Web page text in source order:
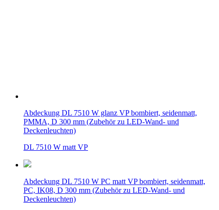
Abdeckung DL 7510 W glanz VP bombiert, seidenmatt,
PMMA, D 300 mm (Zubehör zu LED-Wand- und
Deckenleuchten)
DL 7510 W matt VP
Abdeckung DL 7510 W PC matt VP bombiert, seidenmatt,
PC, IK08, D 300 mm (Zubehör zu LED-Wand- und
Deckenleuchten)